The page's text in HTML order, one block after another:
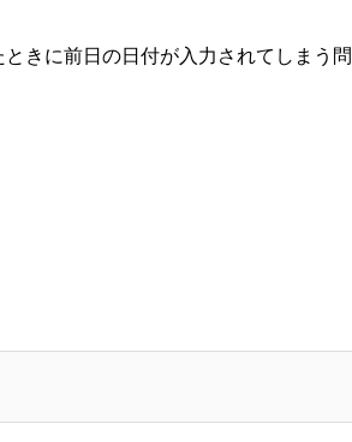
きに前日の日付が入力されてしまう